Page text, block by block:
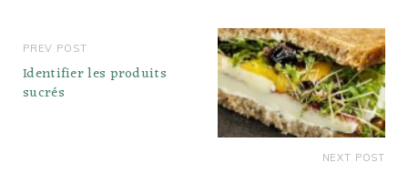
PREV POST
Identifier les produits
sucrés
NEXT POST